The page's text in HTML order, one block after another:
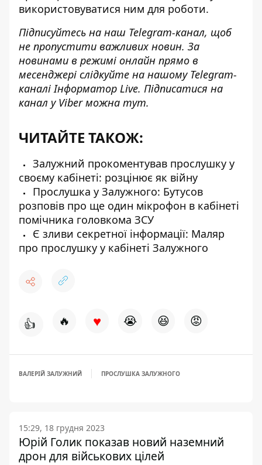
використовуватися ним для роботи.
Підписуйтесь на наш Telegram-канал, щоб
не пропустити важливих новин. За
новинами в режимі онлайн прямо в
месенджері слідкуйте на нашому Telegram-
каналіІнформатор Live. Підписатися на
канал у Viber можна тут.
ЧИТАЙТЕ ТАКОЖ:
Залужний прокоментував прослушку у
своєму кабінеті: розцінює як війну
Прослушка у Залужного: Бутусов
розповів про ще один мікрофон в кабінеті
помічника головкома ЗСУ
Є зливи секретної інформації: Маляр
про прослушку у кабінеті Залужного
👍 🔥 ♥ 😭 😆 😡
ВАЛЕРІЙ ЗАЛУЖНИЙ ПРОСЛУШКА ЗАЛУЖНОГО
15:29, 18 грудня 2023
Юрій Голик показав новий наземний
дрон для військових цілей